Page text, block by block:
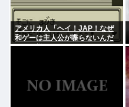
アメリカ人「ヘイ！JAP！なぜ
和ゲーは主人公が喋らないんだ
い？異様だよ？」